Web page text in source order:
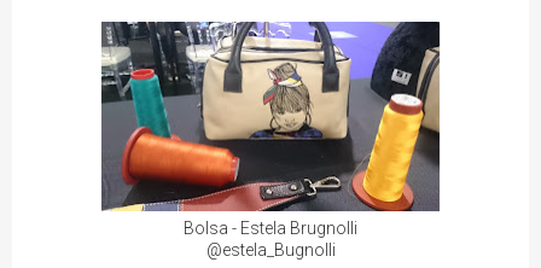
Bolsa - Estela Brugnolli
@estela_Bugnolli